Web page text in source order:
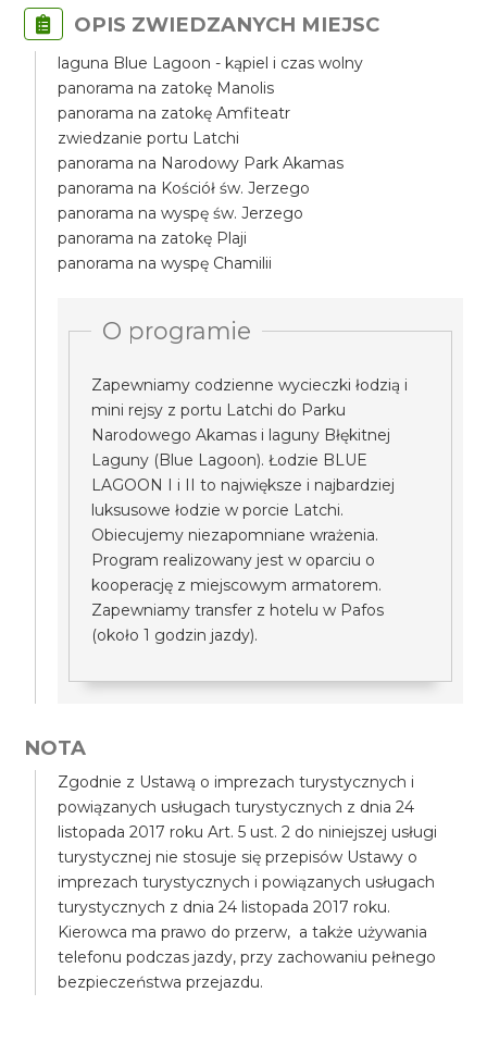
OPIS ZWIEDZANYCH MIEJSC
laguna Blue Lagoon - kąpiel i czas wolny
panorama na zatokę Manolis
panorama na zatokę Amfiteatr
zwiedzanie portu Latchi
panorama na Narodowy Park Akamas
panorama na Kościół św. Jerzego
panorama na wyspę św. Jerzego
panorama na zatokę Plaji
panorama na wyspę Chamilii
O programie
Zapewniamy codzienne wycieczki łodzią i
mini rejsy z portu Latchi do Parku
Narodowego Akamas i laguny Błękitnej
Laguny (Blue Lagoon). Łodzie BLUE
LAGOON I i II to największe i najbardziej
luksusowe łodzie w porcie Latchi.
Obiecujemy niezapomniane wrażenia.
Program realizowany jest w oparciu o
kooperację z miejscowym armatorem.
Zapewniamy transfer z hotelu w Pafos
(około 1 godzin jazdy).
NOTA
Zgodnie z Ustawą o imprezach turystycznych i
powiązanych usługach turystycznych z dnia 24
listopada 2017 roku Art. 5 ust. 2 do niniejszej usługi
turystycznej nie stosuje się przepisów Ustawy o
imprezach turystycznych i powiązanych usługach
turystycznych z dnia 24 listopada 2017 roku.
Kierowca ma prawo do przerw, a także używania
telefonu podczas jazdy, przy zachowaniu pełnego
bezpieczeństwa przejazdu.